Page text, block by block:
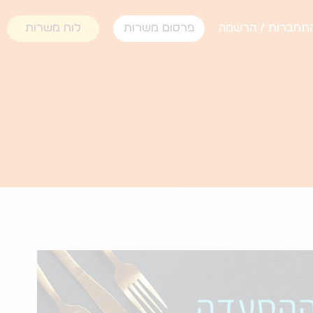
/ הרשמה פרסום משרות לוח משרות